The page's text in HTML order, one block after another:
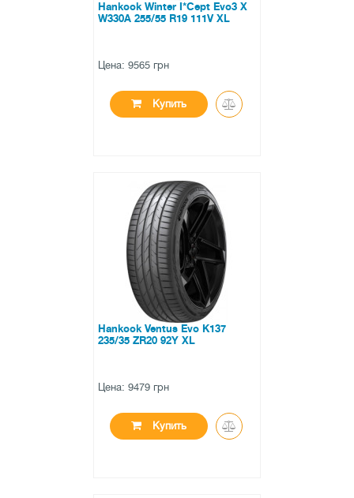
Hankook Winter I*Cept Evo3 X
W330A 255/55 R19 111V XL
Цена: 9565 грн
Купить
в наличии
0 отзывов
Hankook Ventus Evo K137
235/35 ZR20 92Y XL
Цена: 9479 грн
Купить